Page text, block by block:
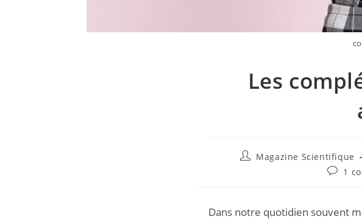
Les
Magazine Scientifique
1
Dans notre quotidien souvent